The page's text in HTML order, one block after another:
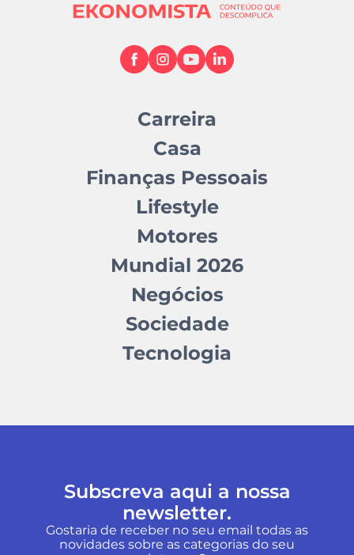
Carreira
Casa
Finanças Pessoais
Lifestyle
Motores
Mundial 2026
Negócios
Sociedade
Tecnologia
Subscreva aqui a nossa
newsletter.
Gostaria de receber no seu email todas as
novidades sobre as categorias do seu